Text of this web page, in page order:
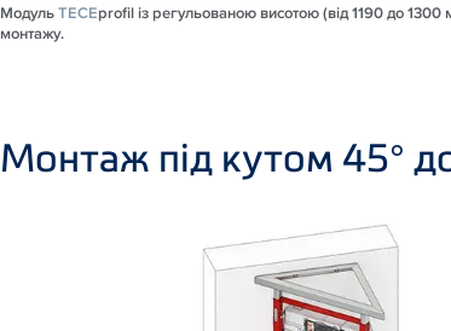
МодульTECEprofil із регульованою висотою (від 1190 до
монтажу.
Монтаж під кутом 45°